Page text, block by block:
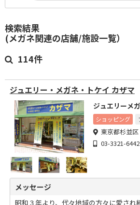
検索結果
(メガネ関連の店舗/施設一覧）
114件
ジュエリー・メガネ・トケイ カザマ
ジュエリーメ
ショッピング
東京都杉並区
03-3321-6442
メッセージ
昭和３年より、代々地域の方々に愛され